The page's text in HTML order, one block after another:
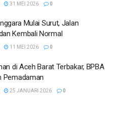
31 MEI 2026 0
Mulai Surut, Jalan
Kembali Normal
11 MEI 2026 0
di Aceh Barat Terbakar, BPBA
Pemadaman
25 JANUARI 2026 0